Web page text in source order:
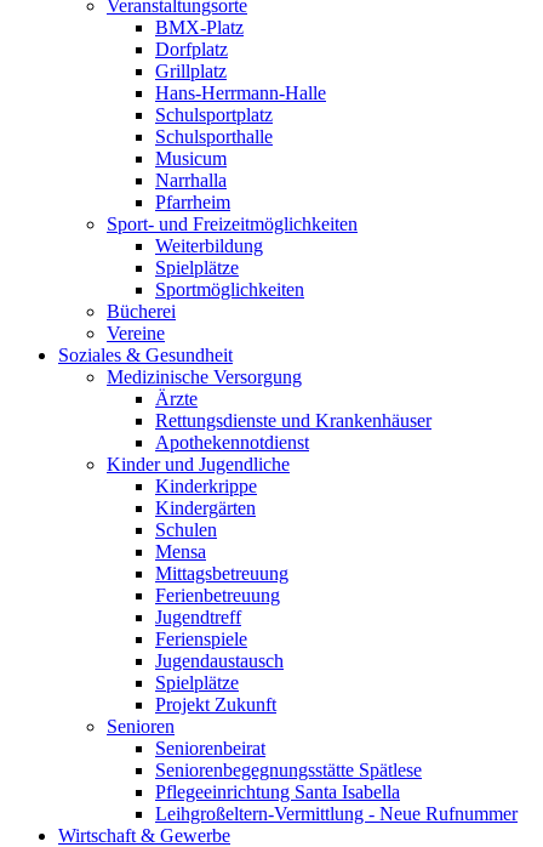
Veranstaltungsorte
BMX-Platz
Dorfplatz
Grillplatz
Hans-Herrmann-Halle
Schulsportplatz
Schulsporthalle
Musicum
Narrhalla
Pfarrheim
Sport- und Freizeitmöglichkeiten
Weiterbildung
Spielplätze
Sportmöglichkeiten
Bücherei
Vereine
Soziales & Gesundheit
Medizinische Versorgung
Ärzte
Rettungsdienste und Krankenhäuser
Apothekennotdienst
Kinder und Jugendliche
Kinderkrippe
Kindergärten
Schulen
Mensa
Mittagsbetreuung
Ferienbetreuung
Jugendtreff
Ferienspiele
Jugendaustausch
Spielplätze
Projekt Zukunft
Senioren
Seniorenbeirat
Seniorenbegegnungsstätte Spätlese
Pflegeeinrichtung Santa Isabella
Leihgroßeltern-Vermittlung - Neue Rufnummer
Wirtschaft & Gewerbe